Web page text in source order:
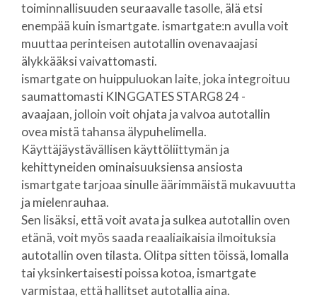
toiminnallisuuden seuraavalle tasolle, älä etsi
enempää kuin ismartgate. ismartgate:n avulla voit
muuttaa perinteisen autotallin ovenavaajasi
älykkääksi vaivattomasti.
ismartgate on huippuluokan laite, joka integroituu
saumattomasti KINGGATES STARG8 24 -
avaajaan, jolloin voit ohjata ja valvoa autotallin
ovea mistä tahansa älypuhelimella.
Käyttäjäystävällisen käyttöliittymän ja
kehittyneiden ominaisuuksiensa ansiosta
ismartgate tarjoaa sinulle äärimmäistä mukavuutta
ja mielenrauhaa.
Sen lisäksi, että voit avata ja sulkea autotallin oven
etänä, voit myös saada reaaliaikaisia ilmoituksia
autotallin oven tilasta. Olitpa sitten töissä, lomalla
tai yksinkertaisesti poissa kotoa, ismartgate
varmistaa, että hallitset autotallia aina.